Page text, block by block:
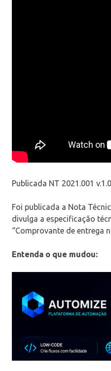
Publicada NT 2021.001
Foi publicada a Nota
divulga a especificação
“Comprovante de entrega
Entenda o que mudou: